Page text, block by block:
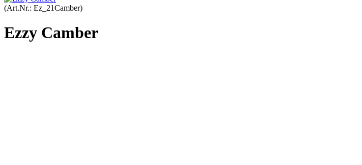
(Art.Nr.: Ez_21Camber)
Ezzy Camber